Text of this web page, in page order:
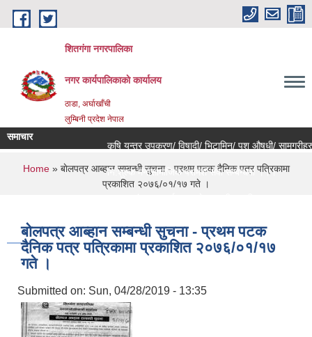
Skip to main content
शितगंगा नगरपालिका
नगर कार्यपालिकाकाे कार्यालय
ठाडा, अर्घाखाँची
लुम्बिनी प्रदेश नेपाल
समाचार
कृषि यन्त्र उपकरण/ विषादी/ भिटामिन/ पशु औषधी/
नि:शुल्क मनोसामाजिक परामर्श सेवा सम्बन्धमा ।।।
You are here
Home» बाेलपत्र आब्हान सम्बन्धी सुचना - प्रथम पटक दैनिक पत्र पत्रिकामा
प्रकाशित २०७६/०१/१७ गते ।
बाेलपत्र आब्हान सम्बन्धी सुचना - प्रथम पटक
दैनिक पत्र पत्रिकामा प्रकाशित २०७६/०१/१७
गते ।
Submitted on: Sun, 04/28/2019 - 13:35